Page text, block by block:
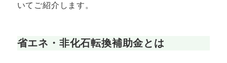
いてご紹介します。
省エネ・非化石転換補助金とは